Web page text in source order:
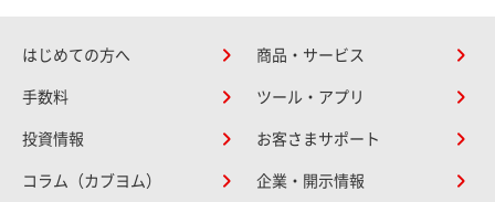
はじめての方へ 商品・サービス
手数料 ツール・アプリ
投資情報 お客さまサポート
コラム（カブヨム） 企業・開示情報